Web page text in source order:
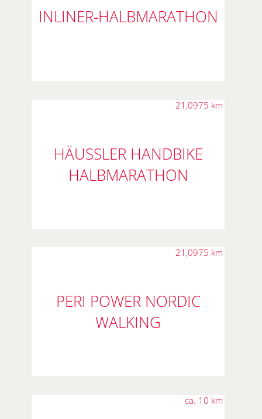
INLINER-HALBMARATHON
HÄUSSLER HANDBIKE
HALBMARATHON
21,0975 km
PERI POWER NORDIC
WALKING
21,0975 km
ca. 10 km